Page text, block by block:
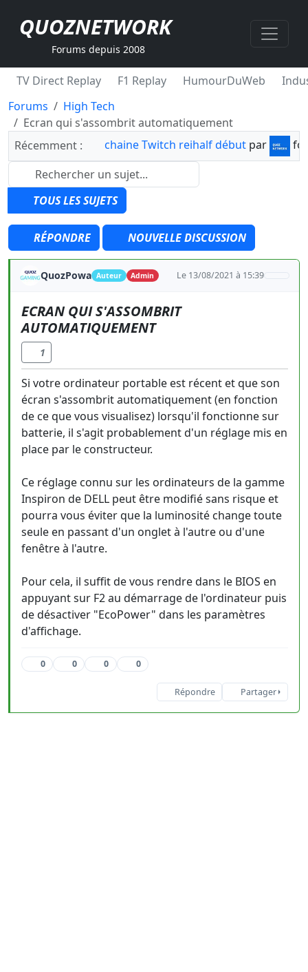
QUOZNETWORK
Forums depuis 2008
TV Direct Replay F1 Replay HumourDuWeb
Forums
High Tech
Ecran qui s'assombrit automatiquement
Récemment :
chaine Twitch reihalf début par
TOUS LES SUJETS
RÉPONDRE NOUVELLE DISCUSSION
QuozPowa Auteur Admin Le 13/08/2021 à 15:39
ECRAN QUI S'ASSOMBRIT
AUTOMATIQUEMENT
1
Si votre ordinateur portable est récent et que son
écran s'assombrit automatiquement (en fonction
de ce que vous visualisez) lorsqu'il fonctionne sur
batterie, il s'agit probablement d'un réglage mis en
place par le constructeur.
Ce réglage connu sur les ordinateurs de la gamme
Inspiron de DELL peut être modifié sans risque et
pourra vous éviter que la luminosité change toute
seule en passant d'un onglet à l'autre ou d'une
fenêtre à l'autre.
Pour cela, il suffit de vous rendre dans le BIOS en
appuyant sur F2 au démarrage de l'ordinateur puis
de désactiver "EcoPower" dans les paramètres
d'affichage.
0 0 0 0
Répondre Partager